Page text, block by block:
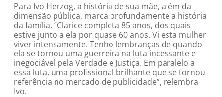
Para Ivo Herzog, a história de sua mãe, além da
dimensão pública, marca profundamente a história
da família. “Clarice completa 85 anos, dos quais
estive junto a ela por quase 60 anos. Vi esta mulher
viver intensamente. Tenho lembranças de quando
ela se tornou uma guerreira na luta incessante e
inegociável pela Verdade e Justiça. Em paralelo a
essa luta, uma profissional brilhante que se tornou
referência no mercado de publicidade”, relembra
Ivo.